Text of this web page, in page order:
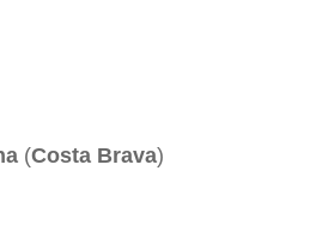
(Costa Brava)